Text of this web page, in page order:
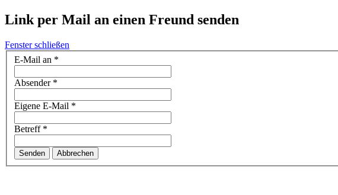
Link per Mail an einen Freund senden
Fenster schließen
E-Mail an *
Absender*
Eigene E-Mail *
Betreff*
Senden Abbrechen